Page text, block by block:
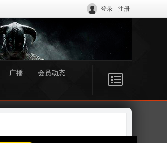
登录 注册
广播
会员动态